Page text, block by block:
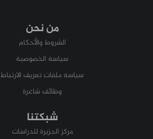
من نحن
الشروط والأحكام
سياسة الخصوصية
سياسة ملفات تعريف الارتباط
وظائف شاغرة
شبكتنا
مركز الجزيرة للدراسات